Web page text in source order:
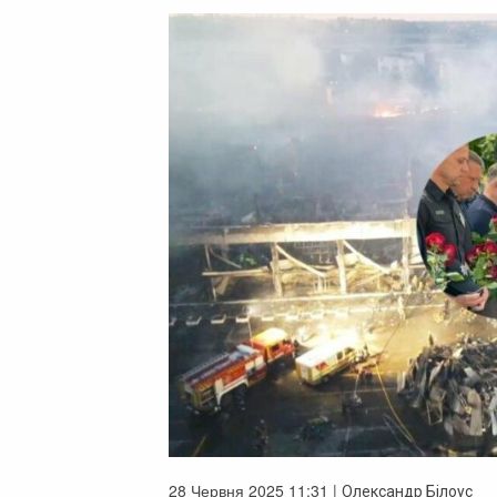
28 Червня 2025 11:31 | Олександр Білоус